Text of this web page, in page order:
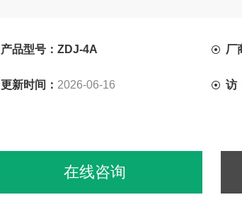
产品型号：ZDJ-4A 厂
更新时间： 2026-06-16 访
在线咨询